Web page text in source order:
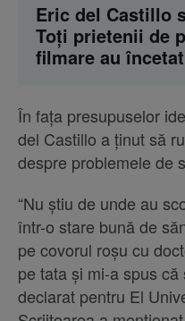
Eric del Castillo
Toți prietenii de
filmare au
În fața presupuselor
del Castillo a ținut să
despre problemele de
“Nu știu de unde au
într-o stare bună de
pe covorul roșu cu
pe tata și mi-a spus că
declarat pentru El